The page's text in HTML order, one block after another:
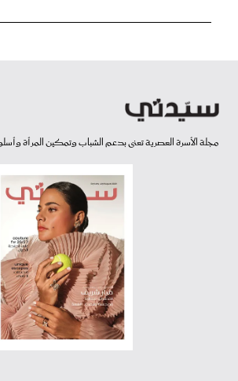
مجلة الأسرة العصرية تعنى بدعم الشباب وتمكين المرأة